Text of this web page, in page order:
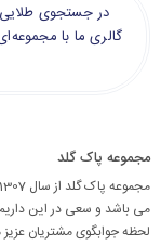
در جستجوی
گالری ما با
مجموعه پاک گلد
می باشد و سعی در این داریم
لحظه جوابگوی مشتریان